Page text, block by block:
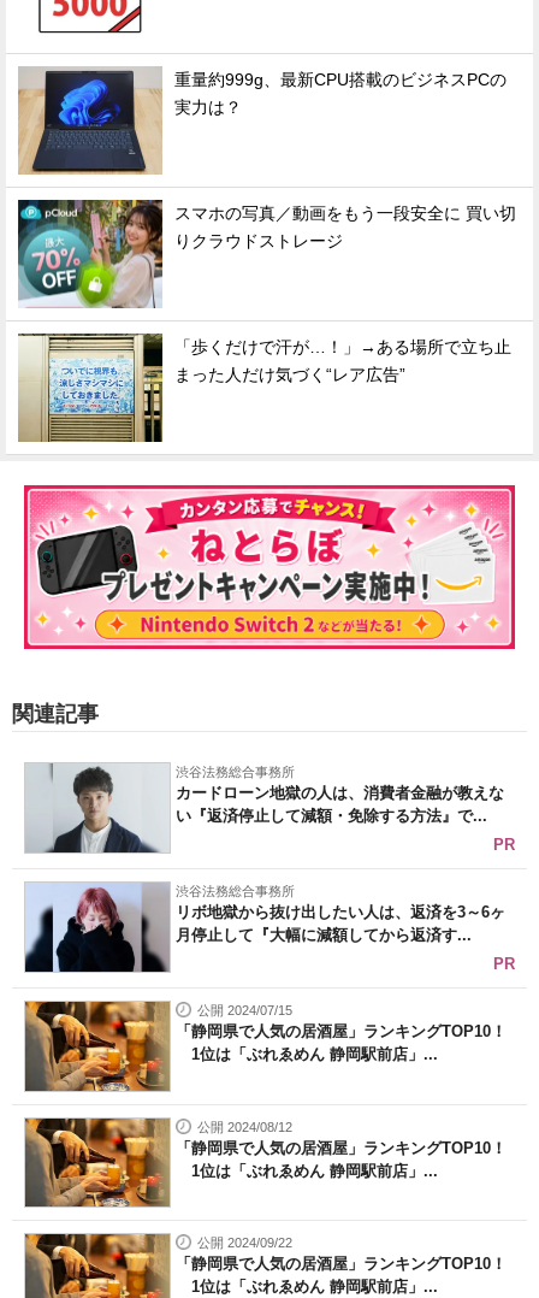
重量約999g、最新CPU搭載のビジネスPCの
実力は？
スマホの写真／動画をもう一段安全に 買い切
りクラウドストレージ
「歩くだけで汗が…！」→ある場所で立ち止
まった人だけ気づく“レア広告”
関連記事
渋谷法務総合事務所
カードローン地獄の人は、消費者金融が教えな
い『返済停止して減額・免除する方法』で...
PR
渋谷法務総合事務所
リボ地獄から抜け出したい人は、返済を3～6ヶ
月停止して『大幅に減額してから返済す...
PR
公開 2024/07/15
「静岡県で人気の居酒屋」ランキングTOP10！
1位は「ぶれゑめん 静岡駅前店」...
公開 2024/08/12
「静岡県で人気の居酒屋」ランキングTOP10！
1位は「ぶれゑめん 静岡駅前店」...
公開 2024/09/22
「静岡県で人気の居酒屋」ランキングTOP10！
1位は「ぶれゑめん 静岡駅前店」...